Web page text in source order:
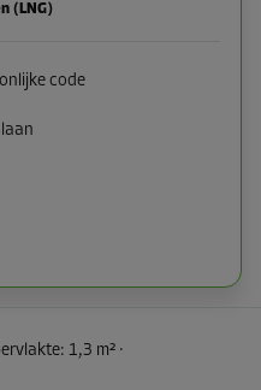
(LNG)
code
: 1,3 m² ·